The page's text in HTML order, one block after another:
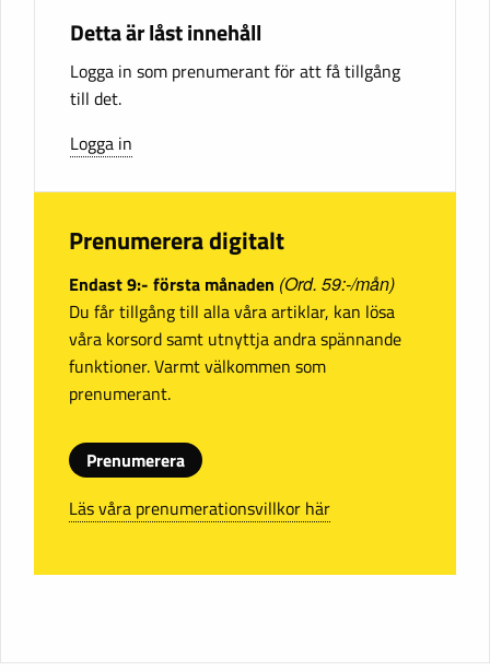
Detta är låst innehåll
Logga in som prenumerant för att få tillgång
till det.
Logga in
Prenumerera digitalt
Endast 9:- första månaden (Ord. 59:-/mån)
Du får tillgång till alla våra artiklar, kan lösa
våra korsord samt utnyttja andra spännande
funktioner. Varmt välkommen som
prenumerant.
Prenumerera
Läs våra prenumerationsvillkor här